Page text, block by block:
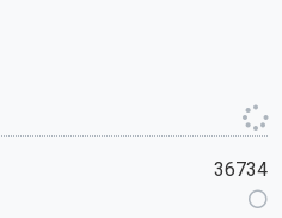
36734